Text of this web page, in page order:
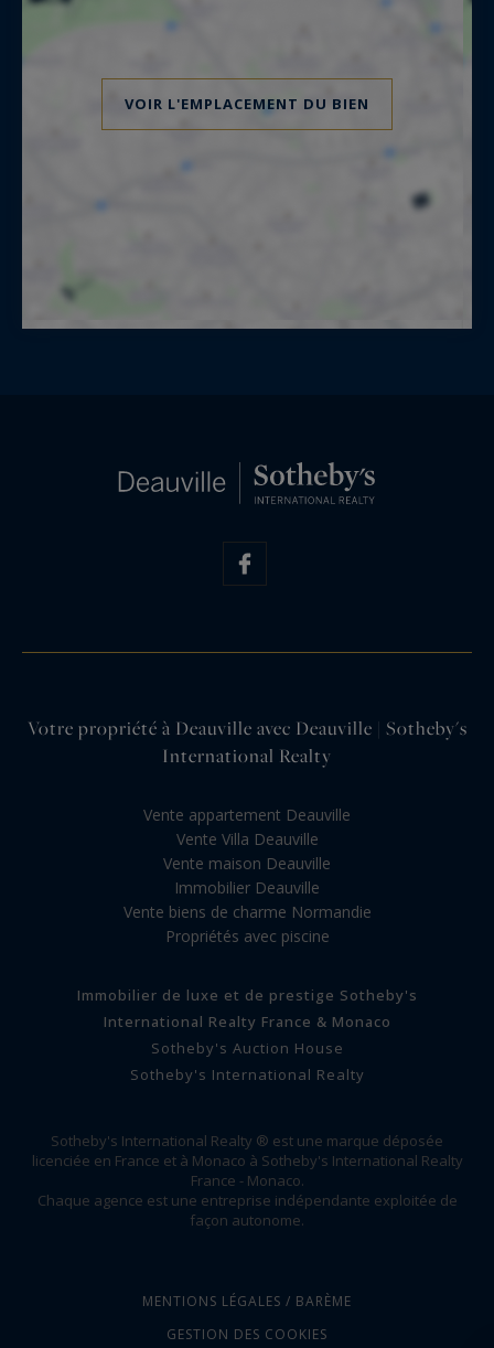
VOIR L'EMPLACEMENT DU BIEN
Votre propriété à Deauville avec Deauville | Sotheby's
International Realty
Vente appartement Deauville
Vente Villa Deauville
Vente maison Deauville
Immobilier Deauville
Vente biens de charme Normandie
Propriétés avec piscine
Immobilier de luxe et de prestige Sotheby's
International Realty France & Monaco
Sotheby's Auction House
Sotheby's International Realty
Sotheby's International Realty ® est une marque déposée
licenciée en France et à Monaco à Sotheby's International Realty
France - Monaco.
Chaque agence est une entreprise indépendante exploitée de
façon autonome.
MENTIONS LÉGALES / BARÈME
GESTION DES COOKIES